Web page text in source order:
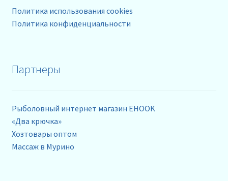
Политика использования cookies
Политика конфиденциальности
Партнеры
Рыболовный интернет магазин EHOOK
«Два крючка»
Хозтовары оптом
Массаж в Мурино